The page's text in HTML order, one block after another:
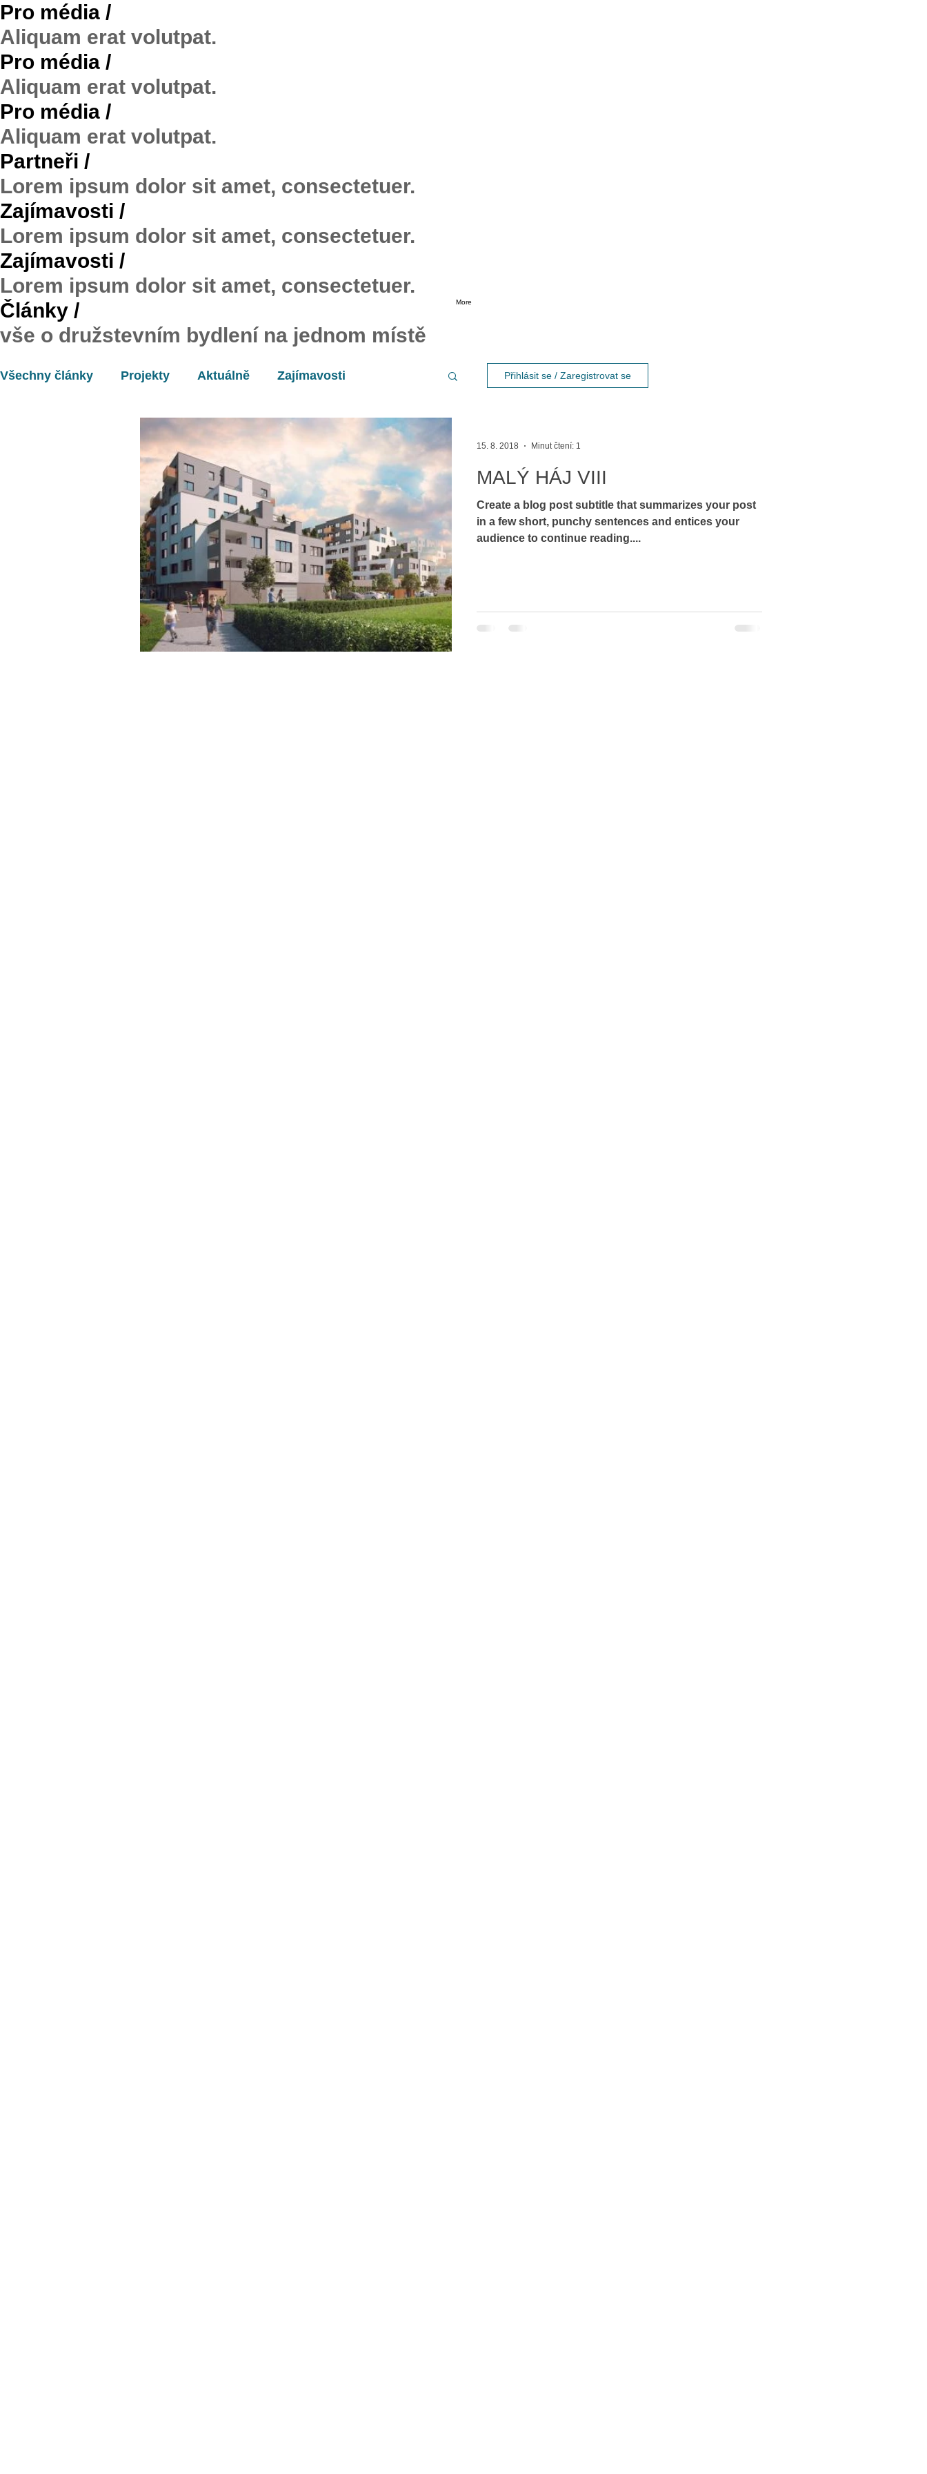
Pro média /
Aliquam erat volutpat.
Pro média /
Aliquam erat volutpat.
Pro média /
Aliquam erat volutpat.
Partneři /
Lorem ipsum dolor sit amet, consectetuer.
Zajímavosti /
Lorem ipsum dolor sit amet, consectetuer.
Zajímavosti /
Lorem ipsum dolor sit amet, consectetuer.
More
Články /
vše o družstevním bydlení na jednom místě
Všechny články Projekty Aktuálně Zajímavosti
Právní Workshopy Legislativa
Přihlásit se / Zaregistrovat se
MALÝ HÁJ VIII
Create a blog post subtitle that summarizes your post
in a few short, punchy sentences and entices your
audience to continue reading....
15. 8. 2018 Minut čtení: 1